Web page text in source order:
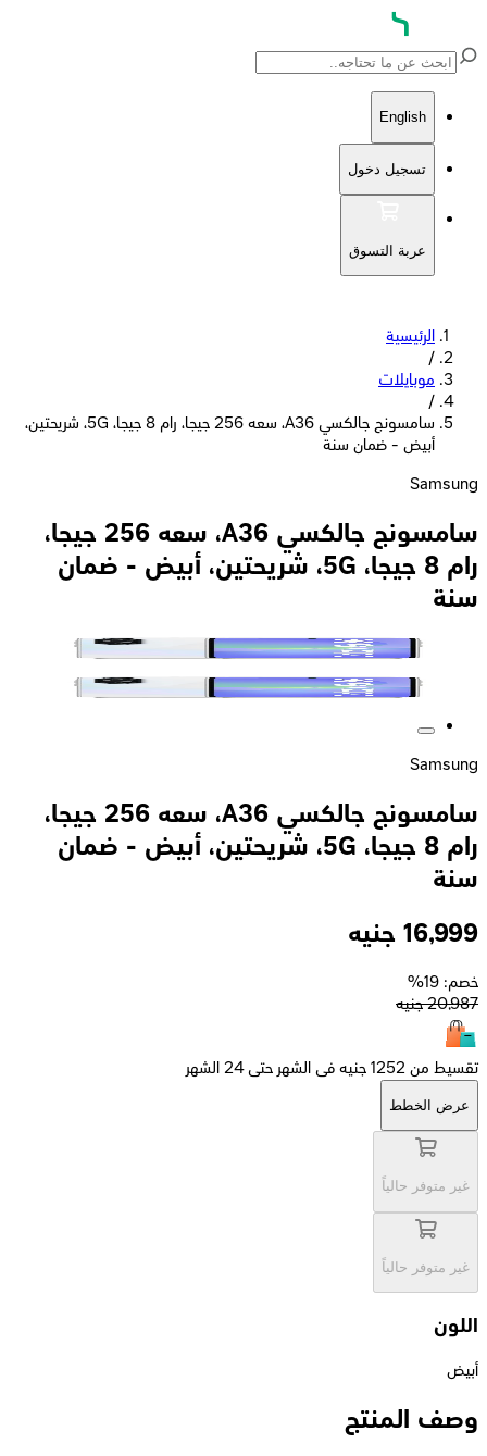
English
تسجيل دخول
عربة التسوق
الرئيسية
/
موبايلات
/
سامسونج جالكسي A36، سعه 256 جيجا، رام 8 جيجا، 5G، شريحتين،
أبيض - ضمان سنة
Samsung
سامسونج جالكسي A36، سعه 256 جيجا،
رام 8 جيجا، 5G، شريحتين، أبيض - ضمان
سنة
Samsung
سامسونج جالكسي A36، سعه 256 جيجا،
رام 8 جيجا، 5G، شريحتين، أبيض - ضمان
سنة
16,999 جنيه
خصم: 19%
20,987 جنيه
تقسيط من 1252 جنيه فى الشهر حتى 24 الشهر
عرض الخطط
غير متوفر حالياً
غير متوفر حالياً
اللون
أبيض
وصف المنتج